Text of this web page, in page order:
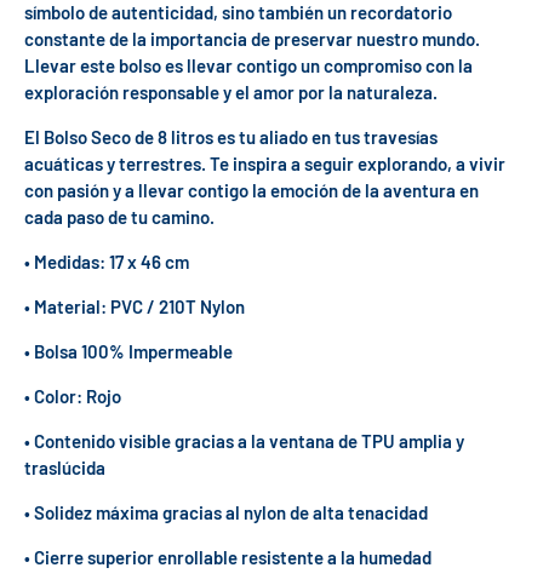
símbolo de autenticidad, sino también un recordatorio
constante de la importancia de preservar nuestro mundo.
Llevar este bolso es llevar contigo un compromiso con la
exploración responsable y el amor por la naturaleza.
El Bolso Seco de 8 litros es tu aliado en tus travesías
acuáticas y terrestres. Te inspira a seguir explorando, a vivir
con pasión y a llevar contigo la emoción de la aventura en
cada paso de tu camino.
• Medidas: 17 x 46 cm
• Material: PVC / 210T Nylon
• Bolsa 100% Impermeable
• Color: Rojo
• Contenido visible gracias a la ventana de TPU amplia y
traslúcida
• Solidez máxima gracias al nylon de alta tenacidad
• Cierre superior enrollable resistente a la humedad